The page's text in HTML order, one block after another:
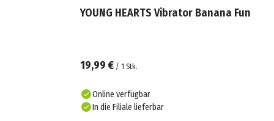
YOUNG HEARTS Vibrator Banana Fun
19,99 € / 1 Stk.
Online verfügbar
In die Filiale lieferbar